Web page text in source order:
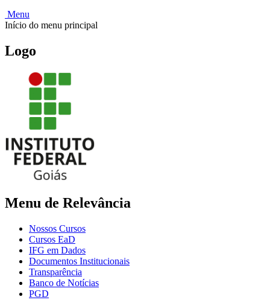
Menu
Início do menu principal
Logo
Menu de Relevância
Nossos Cursos
Cursos EaD
IFG em Dados
Documentos Institucionais
Transparência
Banco de Notícias
PGD